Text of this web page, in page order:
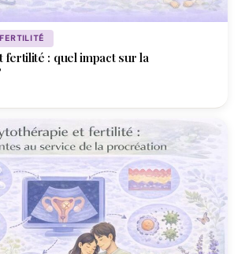
fertilité : quel impact sur la